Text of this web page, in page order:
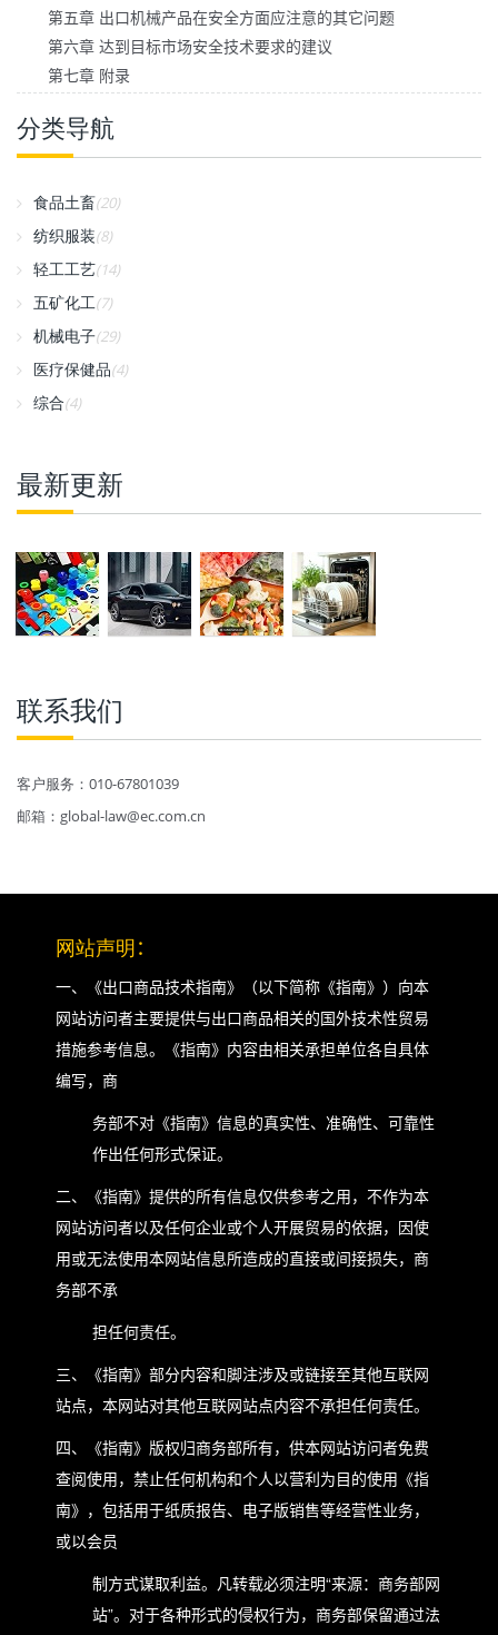
第五章 出口机械产品在安全方面应注意的其它问题
第六章 达到目标市场安全技术要求的建议
第七章 附录
分类导航
食品土畜(20)
纺织服装(8)
轻工工艺(14)
五矿化工(7)
机械电子(29)
医疗保健品(4)
综合(4)
最新更新
联系我们
客户服务：010-67801039
邮箱：global-law@ec.com.cn
网站声明 ：
一、《出口商品技术指南》（以下简称《指南》）向本
网站访问者主要提供与出口商品相关的国外技术性贸易
措施参考信息。《指南》内容由相关承担单位各自具体
编写，商
务部不对《指南》信息的真实性、准确性、可靠性
作出任何形式保证。
二、《指南》提供的所有信息仅供参考之用，不作为本
网站访问者以及任何企业或个人开展贸易的依据，因使
用或无法使用本网站信息所造成的直接或间接损失，商
务部不承
担任何责任。
三、《指南》部分内容和脚注涉及或链接至其他互联网
站点，本网站对其他互联网站点内容不承担任何责任。
四、《指南》版权归商务部所有，供本网站访问者免费
查阅使用，禁止任何机构和个人以营利为目的使用《指
南》，包括用于纸质报告、电子版销售等经营性业务，
或以会员
制方式谋取利益。凡转载必须注明“来源：商务部网
站”。对于各种形式的侵权行为，商务部保留通过法